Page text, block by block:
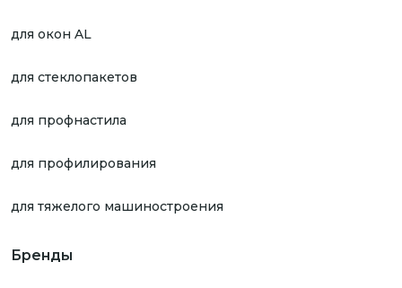
для окон AL
для стеклопакетов
для профнастила
для профилирования
для тяжелого машиностроения
Бренды